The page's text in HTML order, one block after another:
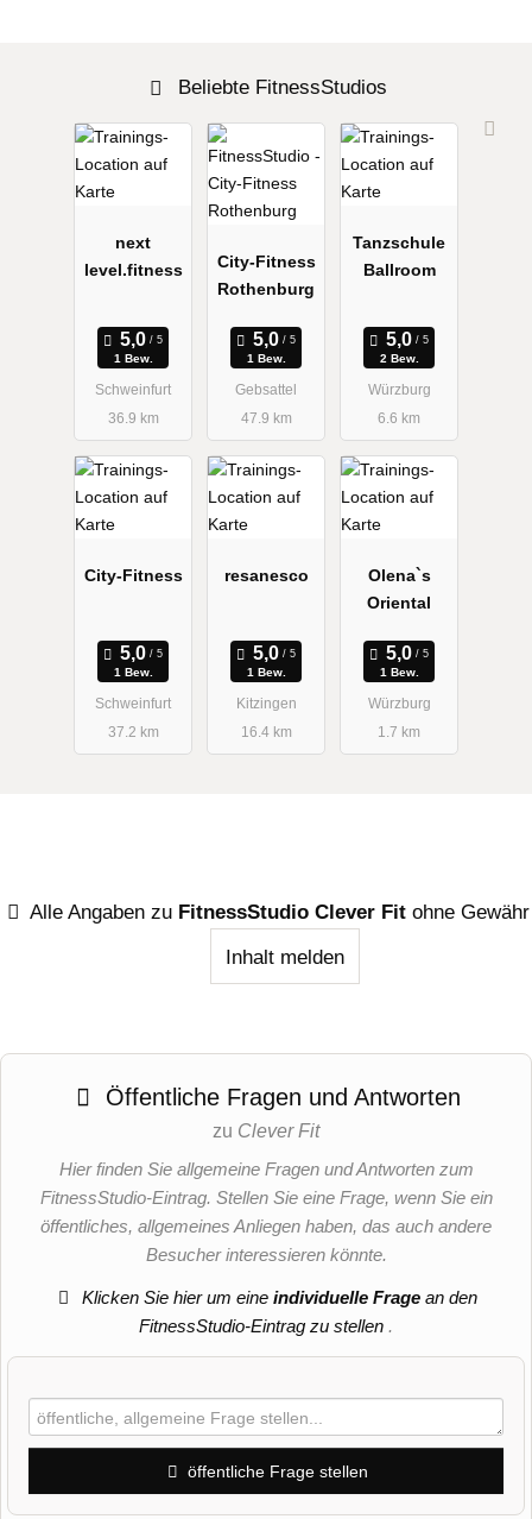
Beliebte FitnessStudios
next
level.fitness
1 Bew.
Schweinfurt
36.9 km
City-Fitness
Rothenburg
1 Bew.
Gebsattel
47.9 km
Tanzschule
Ballroom
2 Bew.
Würzburg
6.6 km
City-Fitness
1 Bew.
Schweinfurt
37.2 km
resanesco
1 Bew.
Kitzingen
16.4 km
Olena`s
Oriental
1 Bew.
Würzburg
1.7 km
Alle Angaben zu FitnessStudio Clever Fit ohne Gewähr
Inhalt melden
Öffentliche Fragen und Antworten
zu Clever Fit
Hier finden Sie allgemeine Fragen und Antworten zum
FitnessStudio-Eintrag. Stellen Sie eine Frage, wenn Sie ein
öffentliches, allgemeines Anliegen haben, das auch andere
Besucher interessieren könnte.
Klicken Sie hier um eineindividuelle Frage an den
FitnessStudio-Eintrag zu stellen .
öffentliche Frage stellen